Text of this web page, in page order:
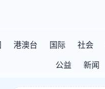
港澳台 国际 社会
公益
新闻